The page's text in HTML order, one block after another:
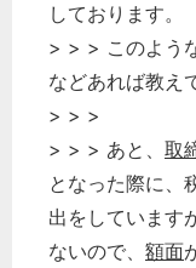
しております。
> > > このよう
などあれば教え
> > >
> > > あと、 取
となった際に、
出をしています
ないので、 額面